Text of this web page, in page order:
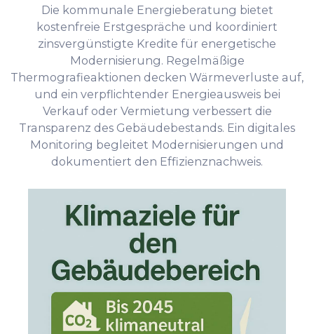
Die kommunale Energieberatung bietet
kostenfreie Erstgespräche und koordiniert
zinsvergünstigte Kredite für energetische
Modernisierung. Regelmäßige
Thermografieaktionen decken Wärmeverluste auf,
und ein verpflichtender Energieausweis bei
Verkauf oder Vermietung verbessert die
Transparenz des Gebäudebestands. Ein digitales
Monitoring begleitet Modernisierungen und
dokumentiert den Effizienznachweis.